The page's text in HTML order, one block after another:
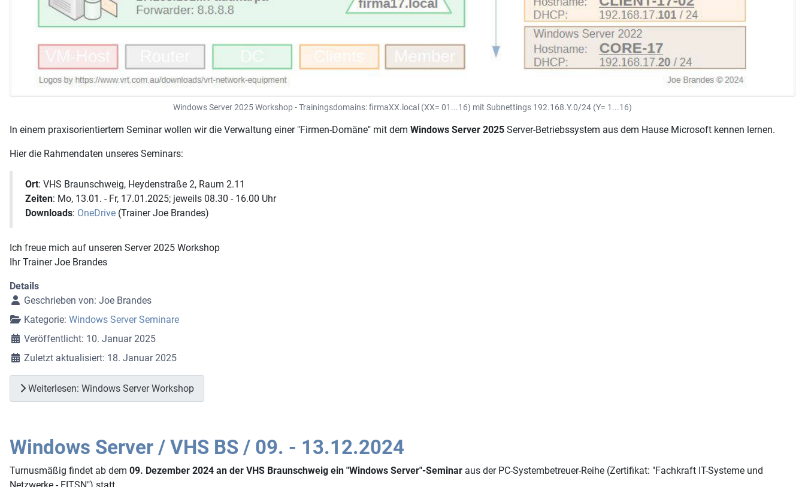
Windows Server 2025 Workshop - Trainingsdomains: firmaXX.local (XX= 01...16) mit Subnettings 192.168.Y.0/24 (Y= 1...16)
In einem praxisorientiertem Seminar wollen wir die Verwaltung einer "Firmen-Domäne" mit dem Windows Server 2025 Server-Betriebssystem aus dem Hause Microsoft kennen lernen.
Hier die Rahmendaten unseres Seminars:
Ort: VHS Braunschweig, Heydenstraße 2, Raum 2.11
Zeiten: Mo, 13.01. - Fr, 17.01.2025; jeweils 08.30 - 16.00 Uhr
Downloads: OneDrive (Trainer Joe Brandes)
Ich freue mich auf unseren Server 2025 Workshop
Ihr Trainer Joe Brandes
Details
Geschrieben von: Joe Brandes
Kategorie: Windows Server Seminare
Veröffentlicht: 10. Januar 2025
Zuletzt aktualisiert: 18. Januar 2025
Weiterlesen: Windows Server Workshop
Windows Server / VHS BS / 09. - 13.12.2024
Turnusmäßig findet ab dem 09. Dezember 2024 an der VHS Braunschweig ein "Windows Server"-Seminar aus der PC-Systembetreuer-Reihe (Zertifikat: "Fachkraft IT-Systeme und